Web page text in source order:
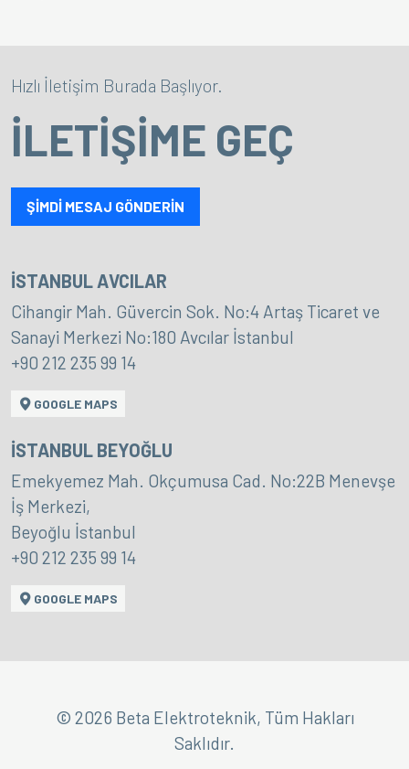
Hızlı İletişim Burada Başlıyor.
İLETİŞİME GEÇ
ŞİMDİ MESAJ GÖNDERİN
İSTANBUL AVCILAR
Cihangir Mah. Güvercin Sok. No:4 Artaş Ticaret ve
Sanayi Merkezi No:180 Avcılar İstanbul
+90 212 235 99 14
GOOGLE MAPS
İSTANBUL BEYOĞLU
Emekyemez Mah. Okçumusa Cad. No:22B Menevşe
İş Merkezi,
Beyoğlu İstanbul
+90 212 235 99 14
GOOGLE MAPS
© 2026 Beta Elektroteknik, Tüm Hakları
Saklıdır.